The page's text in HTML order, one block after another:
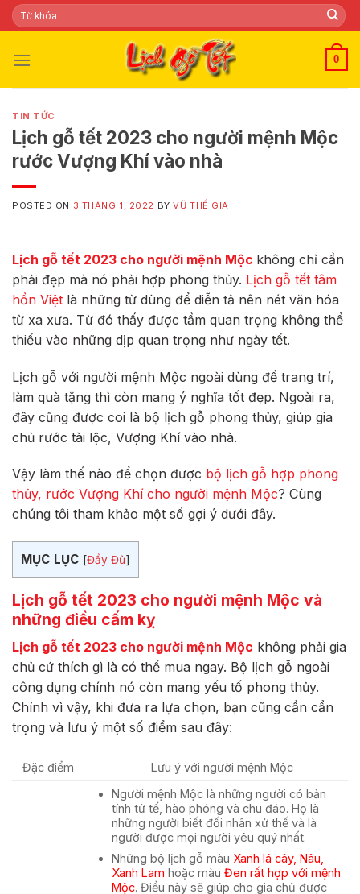
Skip
to
Tìm
kiếm:
0
TIN TỨC
Lịch gỗ tết 2023 cho người mệnh Mộc
rước Vượng Khí vào nhà
POSTED ON 3 THÁNG 1, 2022 BYVŨ THẾ GIA
Lịch gỗ tết 2023 cho người mệnh Mộc không chỉ cần
phải đẹp mà nó phải hợp phong thủy. Lịch gỗ tết tâm
hồn Việt là những từ dùng để diễn tả nên nét văn hóa
từ xa xưa. Từ đó thấy được tầm quan trọng không thể
thiếu vào những dịp quan trọng như ngày tết.
Lịch gỗ với người mệnh Mộc ngoài dùng để trang trí,
làm quà tặng thì còn mang ý nghĩa tốt đẹp. Ngoài ra,
đây cũng được coi là bộ lịch gỗ phong thủy, giúp gia
chủ rước tài lộc, Vượng Khí vào nhà.
Vậy làm thế nào để chọn được bộ lịch gỗ hợp phong
thủy, rước Vượng Khí cho người mệnh Mộc? Cùng
chúng tôi tham khảo một số gợi ý dưới đây.
MỤC LỤC [Đầy Đủ]
Lịch gỗ tết 2023 cho người mệnh Mộc và
những điều cấm kỵ
Lịch gỗ tết 2023 cho người mệnh Mộc không phải gia
chủ cứ thích gì là có thể mua ngay. Bộ lịch gỗ ngoài
công dụng chính nó còn mang yếu tố phong thủy.
Chính vì vậy, khi đưa ra lựa chọn, bạn cũng cần cẩn
trọng và lưu ý một số điểm sau đây:
Đặc điểm Lưu ý với người mệnh Mộc
Người mệnh Mộc là những người có bản
tính tử tế, hào phóng và chu đáo. Họ là
những người biết đối nhân xử thế và là
người được mọi người yêu quý nhất.
Những bộ lịch gỗ màu Xanh lá cây, Nâu
Xanh Lam hoặc màu Đen rất hợp với mệnh
Mộc. Điều này sẽ giúp cho gia chủ được